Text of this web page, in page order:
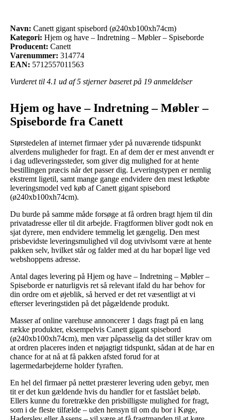
Navn: Canett gigant spisebord (ø240xb100xh74cm)
Kategori: Hjem og have – Indretning – Møbler – Spiseborde
Producent: Canett
Varenummer: 314774
EAN: 5712557011563
Vurderet til 4.1 ud af 5 stjerner baseret på 19 anmeldelser
Hjem og have – Indretning – Møbler –
Spiseborde fra Canett
Størstedelen af internet firmaer yder på nuværende tidspunkt
alverdens muligheder for fragt. En af dem der er mest anvendt er
i dag udleveringssteder, som giver dig mulighed for at hente
bestillingen præcis når det passer dig. Leveringstypen er nemlig
ekstremt ligetil, samt mange gange endvidere den mest letkøbte
leveringsmodel ved køb af Canett gigant spisebord
(ø240xb100xh74cm).
Du burde på samme måde forsøge at få ordren bragt hjem til din
privatadresse eller til dit arbejde. Fragtformen bliver godt nok en
sjat dyrere, men endvidere temmelig let gængelig. Den mest
prisbevidste leveringsmulighed vil dog utvivlsomt være at hente
pakken selv, hvilket står og falder med at du har bopæl lige ved
webshoppens adresse.
Antal dages levering på Hjem og have – Indretning – Møbler –
Spiseborde er naturligvis ret så relevant ifald du har behov for
din ordre om et øjeblik, så herved er det ret væsentligt at vi
efterser leveringstiden på det pågældende produkt.
Masser af online varehuse annoncerer 1 dags fragt på en lang
række produkter, eksempelvis Canett gigant spisebord
(ø240xb100xh74cm), men vær påpasselig da det stiller krav om
at ordren placeres inden et nøjagtigt tidspunkt, sådan at de har en
chance for at nå at få pakken afsted forud for at
lagermedarbejderne holder fyraften.
En hel del firmaer på nettet præsterer levering uden gebyr, men
tit er det kun gældende hvis du handler for et fastslået beløb.
Ellers kunne du foretrække den prisbilligste mulighed for fragt,
som i de fleste tilfælde – uden hensyn til om du bor i Køge,